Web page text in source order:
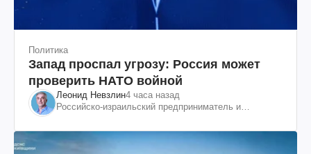
Политика
Запад проспал угрозу: Россия может
проверить НАТО войной
Леонид Невзлин4 часа назад
Российско-израильский предприниматель и
"ЮКОСа"